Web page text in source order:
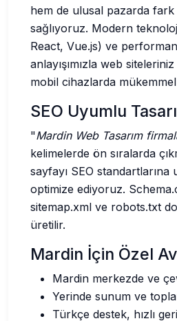
hem de ulusal pazarda fark
sağlıyoruz. Modern
React, Vue.js) ve
anlayışımızla web siteleriniz
mobil cihazlarda mükemmel
SEO Uyumlu
"Mardin Web Tasarım
kelimelerde ön sıralarda
sayfayı SEO standartlarına
optimize ediyoruz.
sitemap.xml ve robots.txt
üretilir.
Mardin İçin Özel
Mardin merkezde ve
Yerinde sunum ve
Türkçe destek, hızlı